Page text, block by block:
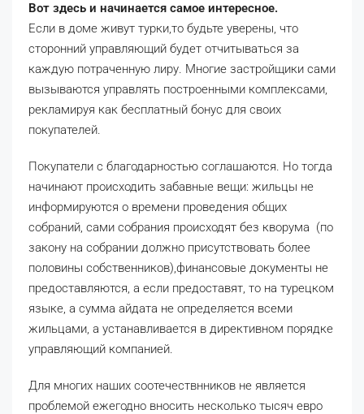
Вот здесь и начинается самое интересное.
Если в доме живут турки,то будьте уверены, что
сторонний управляющий будет отчитываться за
каждую потраченную лиру. Многие застройщики сами
вызываются управлять построенными комплексами,
рекламируя как бесплатный бонус для своих
покупателей.
Покупатели с благодарностью соглашаются. Но тогда
начинают происходить забавные вещи: жильцы не
информируются о времени проведения общих
собраний, сами собрания происходят без кворума (по
закону на собрании должно присутствовать более
половины собственников),финансовые документы не
предоставляются, а если предоставят, то на турецком
языке, а сумма айдата не определяется всеми
жильцами, а устанавливается в директивном порядке
управляющий компанией.
Для многих наших соотечествнников не является
проблемой ежегодно вносить несколько тысяч евро